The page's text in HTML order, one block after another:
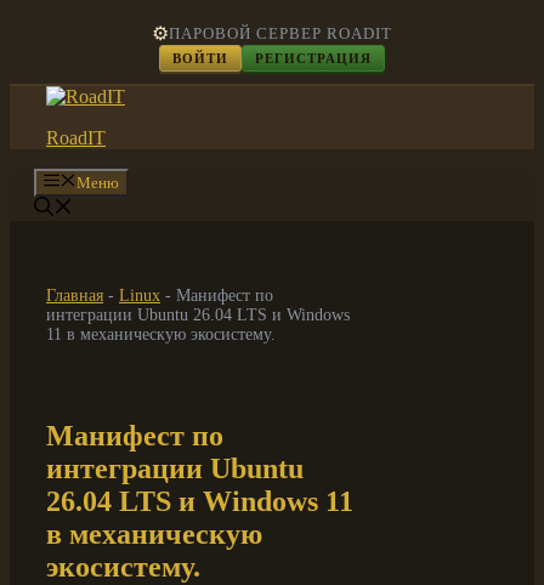
⚙️ПАРОВОЙ СЕРВЕР ROADIT
ВОЙТИ РЕГИСТРАЦИЯ
RoadIT
Меню
Главная - Linux - Манифест по
интеграции Ubuntu 26.04 LTS и Windows
11 в механическую экосистему.
Манифест по
интеграции Ubuntu
26.04 LTS и Windows 11
в механическую
экосистему.